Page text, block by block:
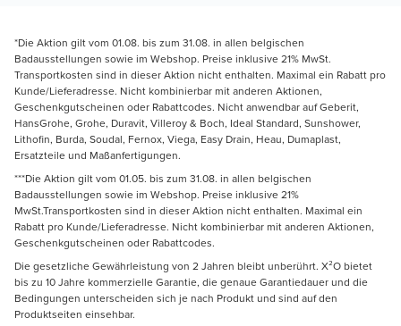
*Die Aktion gilt vom 01.08. bis zum 31.08. in allen belgischen
Badausstellungen sowie im Webshop. Preise inklusive 21% MwSt.
Transportkosten sind in dieser Aktion nicht enthalten. Maximal ein Rabatt pro
Kunde/Lieferadresse. Nicht kombinierbar mit anderen Aktionen,
Geschenkgutscheinen oder Rabattcodes. Nicht anwendbar auf Geberit,
HansGrohe, Grohe, Duravit, Villeroy & Boch, Ideal Standard, Sunshower,
Lithofin, Burda, Soudal, Fernox, Viega, Easy Drain, Heau, Dumaplast,
Ersatzteile und Maßanfertigungen.
***Die Aktion gilt vom 01.05. bis zum 31.08. in allen belgischen
Badausstellungen sowie im Webshop. Preise inklusive 21%
MwSt.Transportkosten sind in dieser Aktion nicht enthalten. Maximal ein
Rabatt pro Kunde/Lieferadresse. Nicht kombinierbar mit anderen Aktionen,
Geschenkgutscheinen oder Rabattcodes.
Die gesetzliche Gewährleistung von 2 Jahren bleibt unberührt. X²O bietet
bis zu 10 Jahre kommerzielle Garantie, die genaue Garantiedauer und die
Bedingungen unterscheiden sich je nach Produkt und sind auf den
Produktseiten einsehbar.